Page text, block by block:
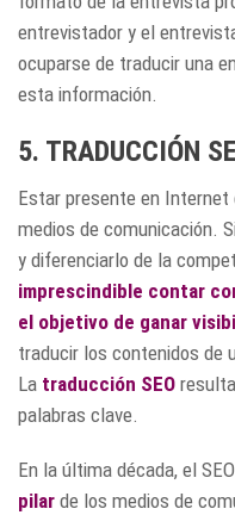
entrevistador y el
ocuparse de traducir una
esta información.
5. TRADUCCIÓN
Estar presente en
medios de comunicación.
y diferenciarlo de la
imprescindible contar
el objetivo de ganar
traducir los contenidos de
La traducción SEO
palabras clave.
En la última década, el
pilar de los medios de